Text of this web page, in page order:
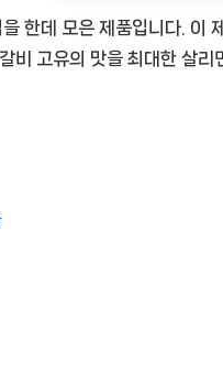
한데 모은 제품입니다. 이
비 고유의 맛을 최대한 살리